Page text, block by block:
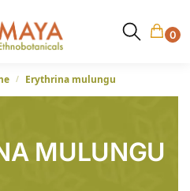
0
/ Erythrina mulungu
MULUNGU